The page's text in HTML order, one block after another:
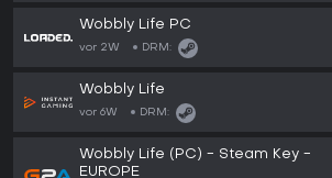
Wobbly Life PC
vor 2W DRM:
Wobbly Life
vor 6W DRM:
Wobbly Life (PC) - Steam Key -
EUROPE